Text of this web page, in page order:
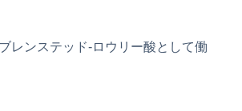
レンステッド-ロウリー酸として働